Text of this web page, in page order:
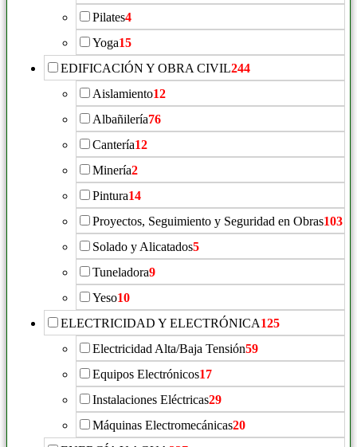
Pilates4
Yoga15
EDIFICACIÓN Y OBRA CIVIL244
Aislamiento12
Albañilería76
Cantería12
Minería2
Pintura14
Proyectos, Seguimiento y Seguridad en Obras103
Solado y Alicatados5
Tuneladora9
Yeso10
ELECTRICIDAD Y ELECTRÓNICA125
Electricidad Alta/Baja Tensión59
Equipos Electrónicos17
Instalaciones Eléctricas29
Máquinas Electromecánicas20